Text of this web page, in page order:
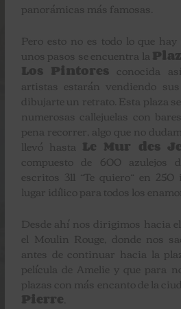
panorámicas más famosas.
Pero esto no es todo lo que
unos pasos se encuentra la
Los Pintores conocida
artistas estarán vendiendo
dibujarte un retrato. Esta plaza
numerosas callejuelas con
pena recorrer, algo que no
llevó hasta Le Mur des
compuesto de 600 azulejos
escritos 311 “Te quiero” en
lugar idílico para todos los
Desde ahí nos dirigimos hacia
el Moulin Rouge, donde nos
antes de continuar hacia la
película de Amelie y que para
plazas con más encanto de la
Pierre